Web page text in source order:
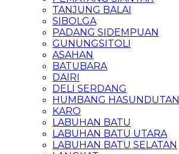
TANJUNG BALAI
SIBOLGA
PADANG SIDEMPUAN
GUNUNGSITOLI
ASAHAN
BATUBARA
DAIRI
DELI SERDANG
HUMBANG HASUNDUTAN
KARO
LABUHAN BATU
LABUHAN BATU UTARA
LABUHAN BATU SELATAN